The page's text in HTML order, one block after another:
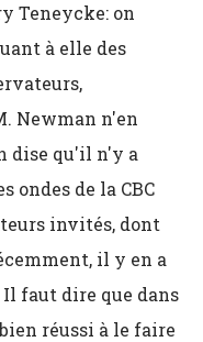
Teneycke: on
à elle des
Newman n'en
dise qu'il n'y a
ondes de la CBC
invités, dont
il y en a
faut dire que dans
réussi à le faire